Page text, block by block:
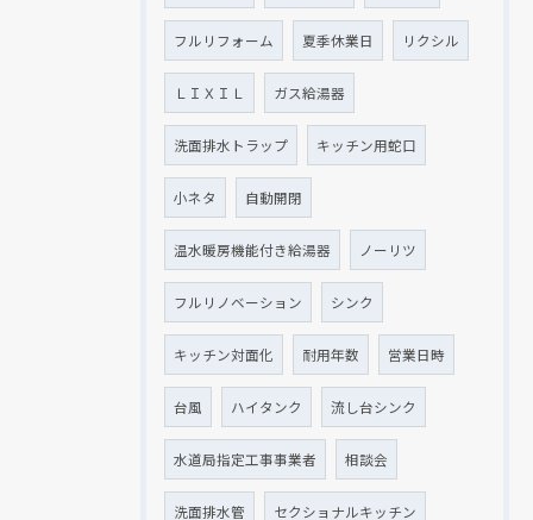
フルリフォーム 夏季休業日 リクシル
ＬＩＸＩＬ ガス給湯器
洗面排水トラップ キッチン用蛇口
小ネタ 自動開閉
温水暖房機能付き給湯器 ノーリツ
フルリノベーション シンク
キッチン対面化 耐用年数 営業日時
台風 ハイタンク 流し台シンク
水道局指定工事事業者 相談会
洗面排水管 セクショナルキッチン